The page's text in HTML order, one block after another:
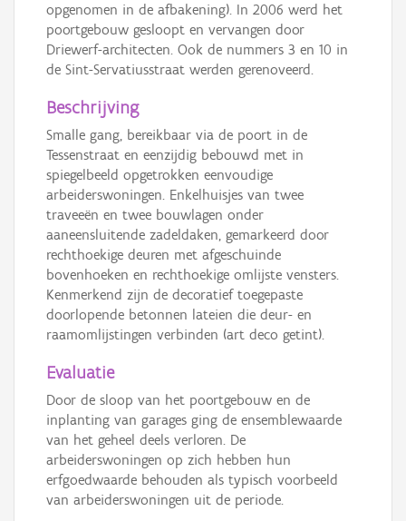
opgenomen in de afbakening). In 2006 werd het
poortgebouw gesloopt en vervangen door
Driewerf-architecten. Ook de nummers 3 en 10 in
de Sint-Servatiusstraat werden gerenoveerd.
Beschrijving
Smalle gang, bereikbaar via de poort in de
Tessenstraat en eenzijdig bebouwd met in
spiegelbeeld opgetrokken eenvoudige
arbeiderswoningen. Enkelhuisjes van twee
traveeën en twee bouwlagen onder
aaneensluitende zadeldaken, gemarkeerd door
rechthoekige deuren met afgeschuinde
bovenhoeken en rechthoekige omlijste vensters.
Kenmerkend zijn de decoratief toegepaste
doorlopende betonnen lateien die deur- en
raamomlijstingen verbinden (art deco getint).
Evaluatie
Door de sloop van het poortgebouw en de
inplanting van garages ging de ensemblewaarde
van het geheel deels verloren. De
arbeiderswoningen op zich hebben hun
erfgoedwaarde behouden als typisch voorbeeld
van arbeiderswoningen uit de periode.